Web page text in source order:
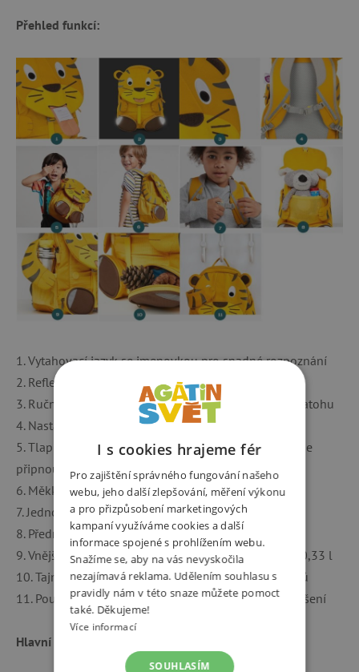
Přehled funkcí:
1. Vytahovací jazyk se jmenovkou pro snadné rozpoznání
2. Reflexní materiály pro větší bezpečnost v provozu
3. Ručně vyšívané detaily vnáší osobitost každému batohu
4. Nastavitelný hrudní popruh pro přesné usazení
5. Tlapičky na suchý zip. Najdete všechna místa, kam je
připnout?
6. Měkké popruhy přes ramena pro pohodlné nošení
7. Jednoduchá zacvakávací spona s barevnými prvky
8. Přední síťovinová kapsa pro užitečné věci
9. Vnější kapsy ze síťoviny na každé straně pro lahev 0,33 l
10. Tajné kapsy ideální pro přenášení malých pokladů
11. Poutko navrchu vhodné pro přenášení nebo zavěšení
Hlavní přednosti:
I s cookies hrajeme fér
Pro zajištění správného fungování našeho
webu, jeho další zlepšování, měření výkonu
a pro přizpůsobení marketingových
kampaní využíváme cookies a další
informace spojené s prohlížením webu.
Snažíme se, aby na vás nevyskočila
nezajímavá reklama. Udělením souhlasu s
pravidly nám v této snaze můžete pomoct
také. Děkujeme!
Více informací
SOUHLASÍM